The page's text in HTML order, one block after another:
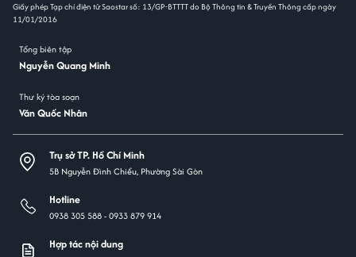
Giấy phép Tạp chí điện tử Saostar số: 13/GP-BTTTT do Bộ Thông tin & Truyền Thông cấp ngày
11/01/2016
Tổng biên tập
Nguyễn Quang Minh
Thư ký tòa soạn
Văn Quốc Nhân
Trụ sở TP. Hồ Chí Minh
5B Nguyễn Đình Chiểu, Phường Sài Gòn
Hotline
0938 305 588 -0933 879 914
Hợp tác nội dung